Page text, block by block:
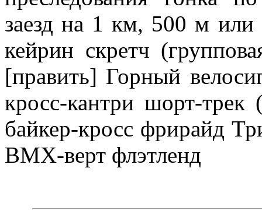
заезд на 1 км, 500 м
кейрин скретч
[править] Горный
кросс-кантри шорт-
байкер-кросс фрирайд
BMX-верт флэтленд